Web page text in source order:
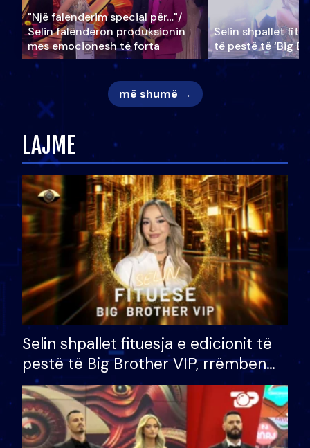
"Një falenderim special për…"/
Selin falënderon produksionin
mes emocionesh të forta
Selin shpallet
të pestë të ‘Big
më shumë →
LAJME
Selin shpallet fituesja e edicionit të
pestë të Big Brother VIP, rrëmben
çmimin e madh prej 100 mijë eurosh